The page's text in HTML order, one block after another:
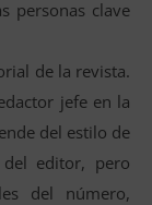
personas clave
de la revista.
jefe en la
del estilo de
editor, pero
del número,